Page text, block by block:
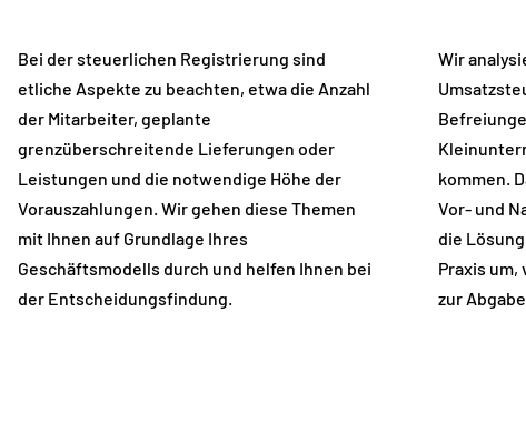
Bei der steuerlichen Registrierung sind
etliche Aspekte zu beachten, etwa die Anzahl
der Mitarbeiter, geplante
grenzüberschreitende Lieferungen oder
Leistungen und die notwendige Höhe der
Vorauszahlungen. Wir gehen diese Themen
mit Ihnen auf Grundlage Ihres
Geschäftsmodells durch und helfen Ihnen bei
der Entscheidungsfindung.
Wir
kommen.
Vor- und
die
Praxis
zur